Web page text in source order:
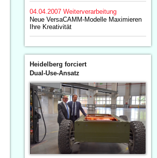
04.04.2007 Weiterverarbeitung
Neue VersaCAMM-Modelle Maximieren
Ihre Kreativität
Heidelberg forciert
Dual-Use-Ansatz